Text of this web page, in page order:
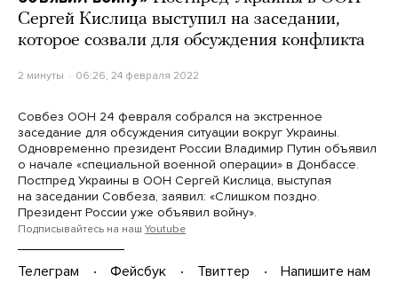
Сергей Кислица выступил на заседании,
которое созвали для обсуждения конфликта
2 минуты 06:26, 24 февраля 2022
Совбез ООН 24 февраля собрался на экстренное
заседание для обсуждения ситуации вокруг Украины.
Одновременно президент России Владимир Путин объявил
о начале «специальной военной операции» в Донбассе.
Постпред Украины в ООН Сергей Кислица, выступая
на заседании Совбеза, заявил: «Слишком поздно.
Президент России уже объявил войну».
Подписывайтесь на наш Youtube
Телеграм Фейсбук Твиттер Напишите нам